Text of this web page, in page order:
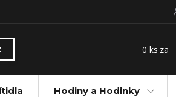
0 ks za
Hodiny a Hodinky